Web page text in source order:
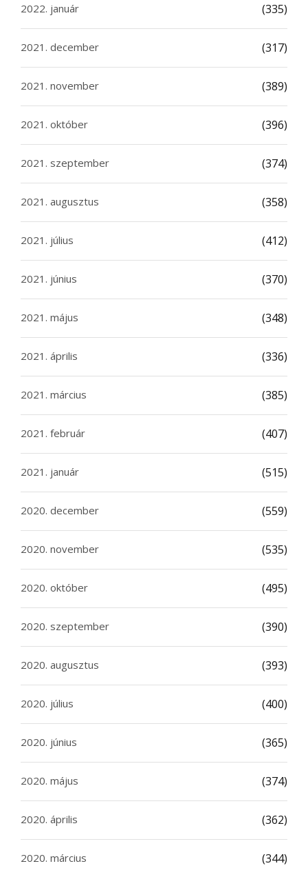
2022. január (335)
2021. december (317)
2021. november (389)
2021. október (396)
2021. szeptember (374)
2021. augusztus (358)
2021. július (412)
2021. június (370)
2021. május (348)
2021. április (336)
2021. március (385)
2021. február (407)
2021. január (515)
2020. december (559)
2020. november (535)
2020. október (495)
2020. szeptember (390)
2020. augusztus (393)
2020. július (400)
2020. június (365)
2020. május (374)
2020. április (362)
2020. március (344)